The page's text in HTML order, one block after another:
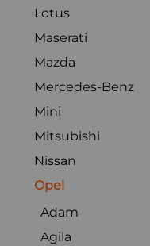
Lotus
Maserati
Mazda
Mercedes-Benz
Mini
Mitsubishi
Nissan
Opel
Adam
Agila